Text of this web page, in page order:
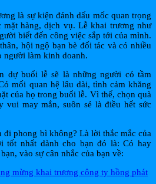
là sự kiện đánh dấu mốc quan trọng
mặt hàng, dịch vụ. Lễ khai trương như
biết đến công việc sắp tới của mình.
hội ngộ bạn bè đối tác và có nhiều
người làm kinh doanh.
dự buổi lễ sẽ là những người có tầm
mối quan hệ lâu dài, tình cảm khăng
của họ trong buổi lễ. Vì thế, chọn quà
vui may mắn, suôn sẻ là điều hết sức
đi phong bì không? Là lời thắc mắc của
tốt nhất dành cho bạn đó là: Có hay
vào sự cân nhắc của bạn về: